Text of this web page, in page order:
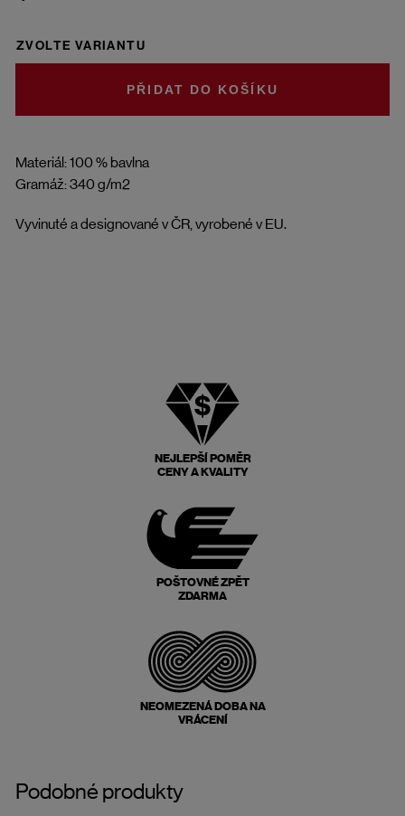
Materiál: 100 % bavlna
Gramáž: 340 g/m2
Vyvinuté a designované v ČR, vyrobené v EU.
ZVOLTE VARIANTU
DO KOŠÍKU
NEJLEPŠÍ POMĚR
CENY A KVALITY
POŠTOVNÉ ZPĚT
ZDARMA
NEOMEZENÁ DOBA NA
VRÁCENÍ
Podobné produkty